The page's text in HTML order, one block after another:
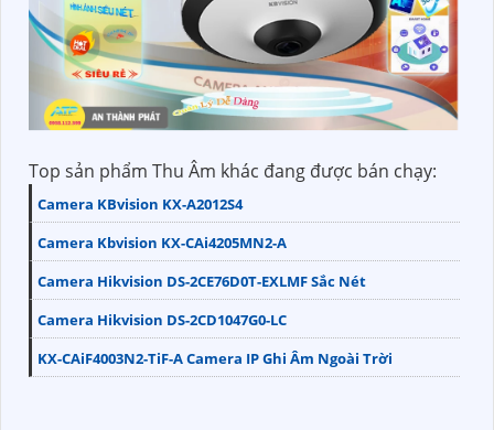
Top sản phẩm Thu Âm khác đang được bán chạy:
Camera KBvision KX-A2012S4
Camera Kbvision KX-CAi4205MN2-A
Camera Hikvision DS-2CE76D0T-EXLMF Sắc Nét
Camera Hikvision DS-2CD1047G0-LC
KX-CAiF4003N2-TiF-A Camera IP Ghi Âm Ngoài Trời